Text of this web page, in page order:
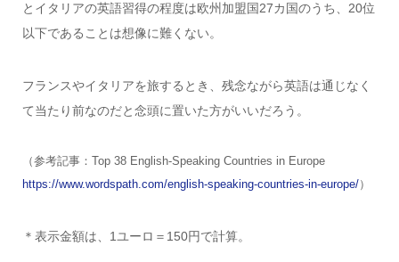
とイタリアの英語習得の程度は欧州加盟国27カ国のうち、20位
以下であることは想像に難くない。
フランスやイタリアを旅するとき、残念ながら英語は通じなく
て当たり前なのだと念頭に置いた方がいいだろう。
（参考記事：Top 38 English-Speaking Countries in Europe
https://www.wordspath.com/english-speaking-countries-in-europe/）
＊表示金額は、1ユーロ＝150円で計算。